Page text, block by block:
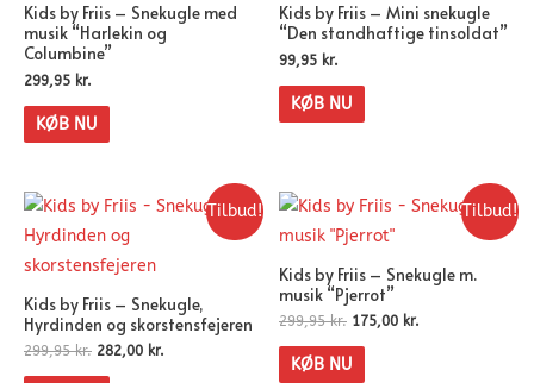
Kids by Friis – Snekugle med
musik “Harlekin og
Columbine”
299,95 kr.
KØB NU
Kids by Friis – Mini snekugle
“Den standhaftige tinsoldat”
99,95 kr.
KØB NU
Tilbud!
Kids by Friis – Snekugle,
Hyrdinden og skorstensfejeren
299,95kr. 282,00 kr.
Tilbud!
Kids by Friis – Snekugle m.
musik “Pjerrot”
299,95kr. 175,00 kr.
KØB NU